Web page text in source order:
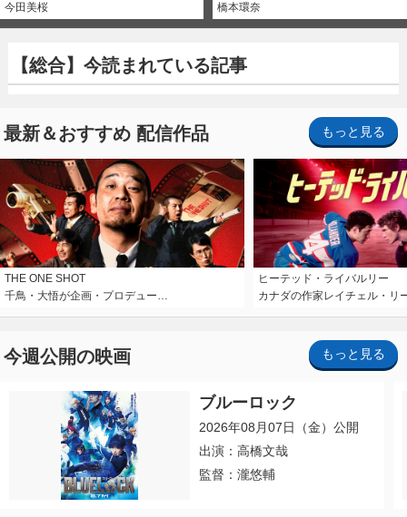
今田美桜 橋本環奈
【総合】今読まれている記事
最新＆おすすめ 配信作品 もっと見る
THE ONE SHOT
千鳥・大悟が企画・プロデュー…
ヒーテッド・ライバルリー
カナダの作家レイチェル・リ
今週公開の映画 もっと見る
ブルーロック
2026年08月07日（金）公開
出演：高橋文哉
監督：瀧悠輔